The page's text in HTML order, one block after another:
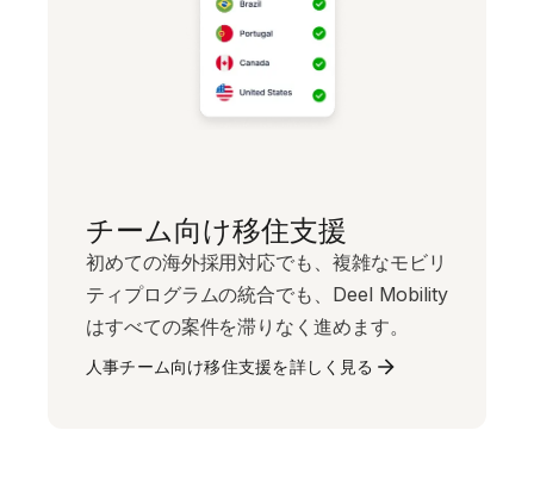
チーム向け移住支援
初めての海外採用対応でも、複雑なモビリ
ティプログラムの統合でも、Deel Mobility
はすべての案件を滞りなく進めます。
人事チーム向け移住支援を詳しく見る